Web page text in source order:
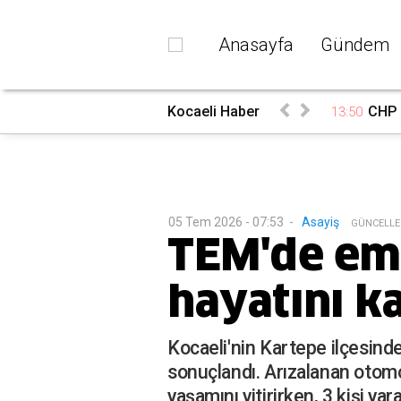
Anasayfa Gündem
Kocaeli Haber 13:50
05 Tem 2026 - 07:53 - Asayiş G
TEM'de
hayatını
Kocaeli'nin Kartepe
sonuçlandı. Arızalanan
yaşamını yitirirken, 3 kişi